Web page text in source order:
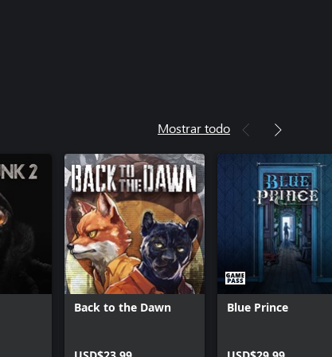
Mostrar todo
Back to the Dawn Blue Prince